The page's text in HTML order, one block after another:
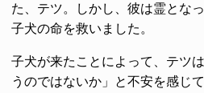
た、テツ。しかし、彼は霊とな
子犬の命を救いました。
子犬が来たことによって、テツ
うのではないか」と不安を感じ